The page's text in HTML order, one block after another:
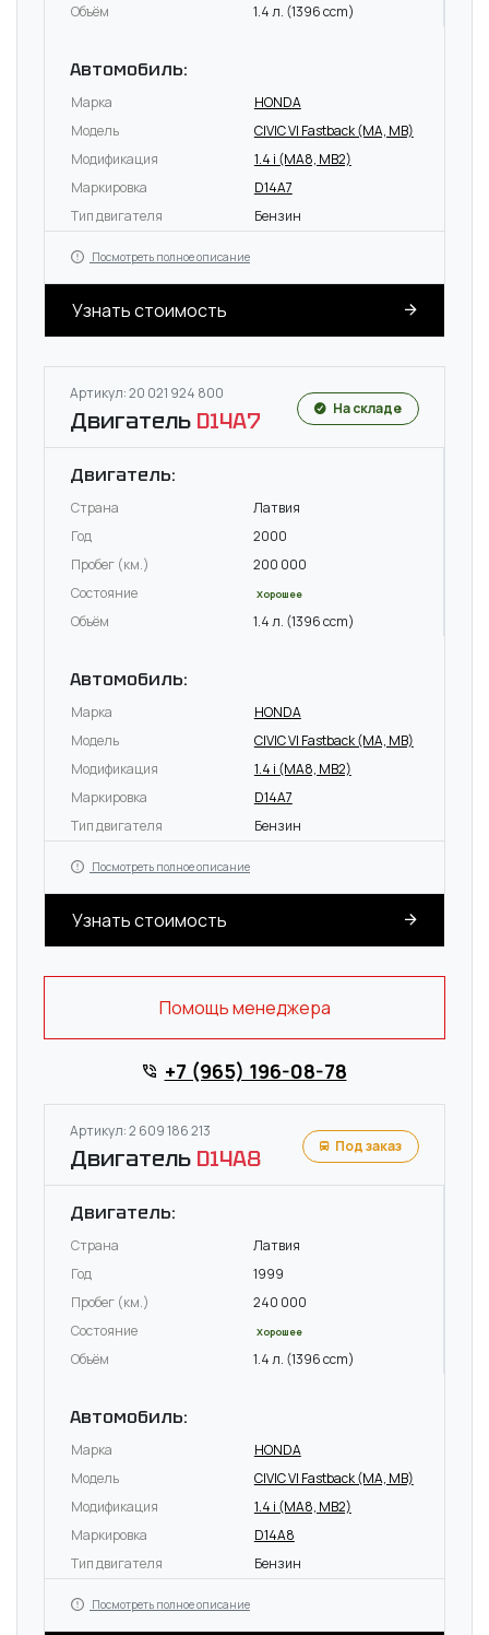
Объём 1.4 л. (1396 ccm)
Автомобиль:
Марка
HONDA
Модель
CIVIC VI Fastback (MA, MB)
Модификация
1.4 i (MA8, MB2)
Маркировка
D14A7
Тип двигателя
Бензин
Посмотреть полное описание
Узнать стоимость
Артикул: 20 021 924 800
Двигатель D14A7 На складе
Двигатель:
Страна
Латвия
Год
2000
Пробег (км.)
200 000
Состояние
Хорошее
Объём 1.4 л. (1396 ccm)
Автомобиль:
Марка
HONDA
Модель
CIVIC VI Fastback (MA, MB)
Модификация
1.4 i (MA8, MB2)
Маркировка
D14A7
Тип двигателя
Бензин
Посмотреть полное описание
Узнать стоимость
Помощь менеджера
+7 (965) 196-08-78
Артикул: 2 609 186 213
Двигатель D14A8 Под заказ
Двигатель:
Страна
Латвия
Год
1999
Пробег (км.)
240 000
Состояние
Хорошее
Объём 1.4 л. (1396 ccm)
Автомобиль:
Марка
HONDA
Модель
CIVIC VI Fastback (MA, MB)
Модификация
1.4 i (MA8, MB2)
Маркировка
D14A8
Тип двигателя
Бензин
Посмотреть полное описание